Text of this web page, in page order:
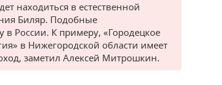
находиться в естественной
Биляр. Подобные
в России. К примеру, «Городецкое
в Нижегородской области имеет
заметил Алексей Митрошкин.